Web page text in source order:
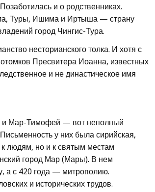
и о родственниках.
Туры, Ишима и Иртыша — страну
город Чингис-Тура.
несторианского толка. И хотя с
Пресвитера Иоанна, известных
и не династическое имя
Мар-Тимофей — вот неполный
у них была сирийская,
к людям, но и к святым местам
город Мар (Мары). В нем
а с 420 года — митрополию.
и исторических трудов.